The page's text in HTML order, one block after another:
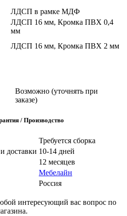
ЛДСП в рамке МДФ
ЛДСП 16 мм, Кромка ПВХ 0,4
мм
ЛДСП 16 мм, Кромка ПВХ 2 мм
Возможно (уточнять при
заказе)
/ Производство
Требуется сборка
доставки 10-14 дней
12 месяцев
Мебелайн
Россия
интересующий вас вопрос по